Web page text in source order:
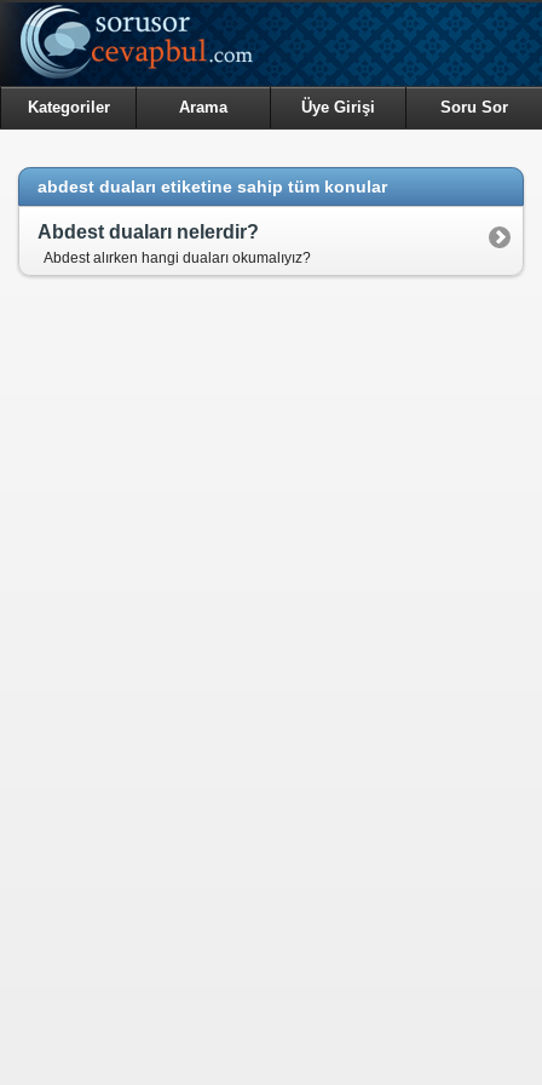
Kategoriler Arama Üye Girişi Soru Sor
abdest duaları etiketine sahip tüm konular
Abdest duaları nelerdir?
Abdest alırken hangi duaları okumalıyız?